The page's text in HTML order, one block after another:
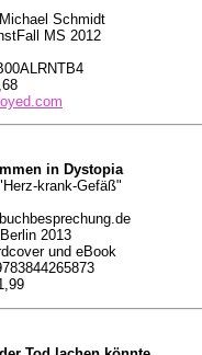
Schmidt
MS 2012
in Dystopia
krank-Gefäß"
2013
und eBook